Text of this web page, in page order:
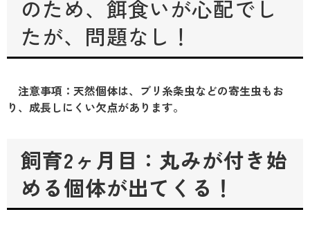
のため、餌食いが心配でし
たが、問題なし！
注意事項：天然個体は、ブリ糸条虫などの寄生虫もお
り、成長しにくい欠点があります。
飼育2ヶ月目 ：丸みが付き始
める個体が出てくる！